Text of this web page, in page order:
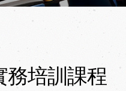
Us
日本語
務培訓課程